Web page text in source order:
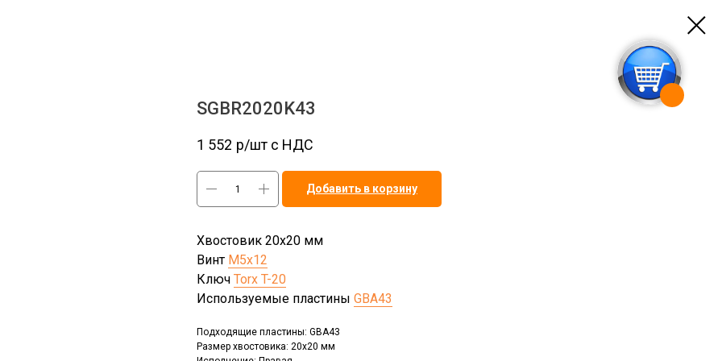
SGBR2020K43
1 552 р/шт c НДС
Добавить в корзину
Хвостовик 20х20 мм
Винт M5x12
Ключ Torx T-20
Используемые пластины GBA43
Подходящие пластины: GBA43
Размер хвостовика: 20x20 мм